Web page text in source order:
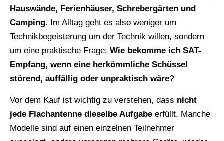
Hauswände, Ferienhäuser, Schrebergärten und
Camping. Im Alltag geht es also weniger um
Technikbegeisterung um der Technik willen, sondern
um eine praktische Frage: Wie bekomme ich SAT-
Empfang, wenn eine herkömmliche Schüssel
störend, auffällig oder unpraktisch wäre?
Vor dem Kauf ist wichtig zu verstehen, dass nicht
jede Flachantenne dieselbe Aufgabe erfüllt. Manche
Modelle sind auf einen einzelnen Teilnehmer